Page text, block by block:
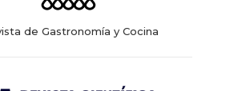
de Gastronomía y Cocina